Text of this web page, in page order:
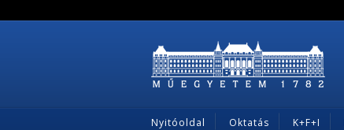
Nyitóoldal Oktatás K+F+I